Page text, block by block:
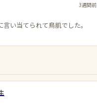
3週間前
い当てられて鳥肌でした。